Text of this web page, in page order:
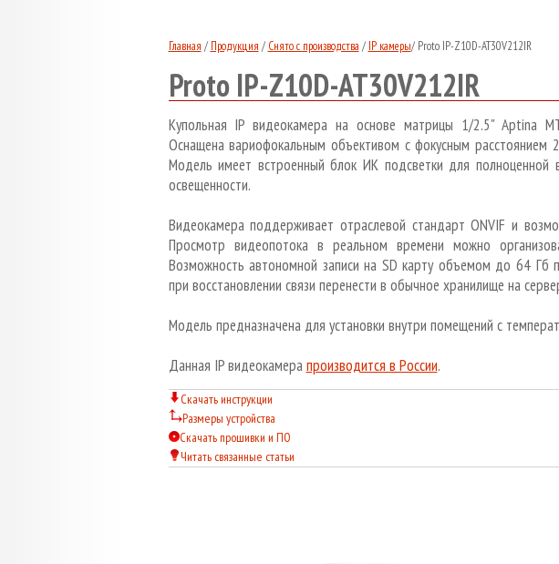
Главная / Продукция / Снято с производства / IP камеры/ Proto IP-Z10D-AT30V212IR
Proto IP-Z10D-AT30V212IR
Купольная IP видеокамера на основе матрицы 1/2.5" Aptina
Оснащена вариофокальным объективом с фокусным
Модель имеет встроенный блок ИК подсветки для полноценной
освещенности.
Видеокамера поддерживает отраслевой стандарт ONVIF и
Просмотр видеопотока в реальном времени можно
Возможность автономной записи на SD карту объемом до 64 Гб
при восстановлении связи перенести в обычное хранилище на
Модель предназначена для установки внутри помещений с
Данная IP видеокамерапроизводится в России.
Скачать инструкции
Размеры устройства
Скачать прошивки и ПО
Читать связанные статьи